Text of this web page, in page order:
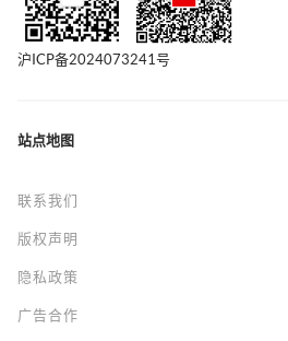
沪ICP备2024073241号
站点地图
联系我们
版权声明
隐私政策
广告合作